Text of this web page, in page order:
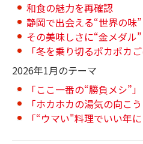
和食の魅力を再確認
静岡で出会える“世界の味”
その美味しさに“金メダル”
「冬を乗り切るポカポカご
2026年1月のテーマ
「ここ一番の“勝負メシ”」
「ホカホカの湯気の向こ
「“ウマい"料理でいい年